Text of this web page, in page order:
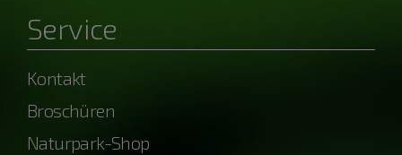
Service
Kontakt
Broschüren
Naturpark-Shop